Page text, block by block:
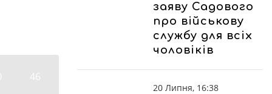
46
заяву Садового
про військову
службу для всіх
чоловіків
20 Липня, 16:38